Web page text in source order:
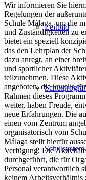
Leitbild
Schulsystem
Wir informieren Sie
Regelungen der
Schule Málaga, um die
und Zuständigkeiten zu
bietet ein speziell
das den Lehrplan der
dazu anregt, an einer
und sportlicher
teilzunehmen. Diese
angeboten, die jeweils
Rahmen dieses
weiter, haben Freude,
neue Erfahrungen. Die
einen vom Zentrum
organisatorisch vom
Málaga stellt hierfür
Verfügung. Die
durchgeführt, die für
Personal verantwortlich
keinem Arbeitsverhältnis